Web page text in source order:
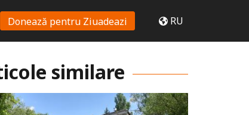
Donează pentru Ziuadeazi RU
similare